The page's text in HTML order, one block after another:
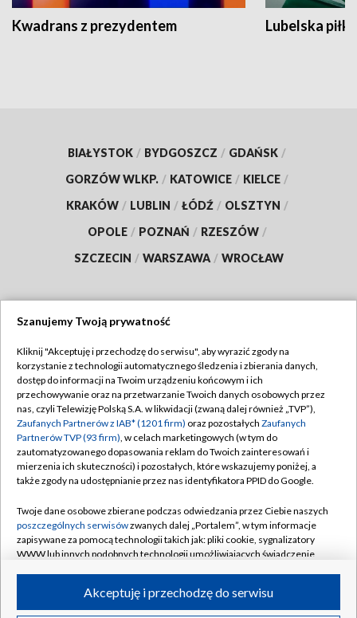
Kwadrans z prezydentem Lubelska piłka
BIAŁYSTOK / BYDGOSZCZ / GDAŃSK /
GORZÓW WLKP. / KATOWICE / KIELCE /
KRAKÓW / LUBLIN / ŁÓDŹ / OLSZTYN /
OPOLE / POZNAŃ / RZESZÓW /
SZCZECIN / WARSZAWA / WROCŁAW
TVP
Abonament TVP
Emisja w TVP
Centrum informacji TVP
Naziemna Telewizja Cyfrowa
Rada Programowa
System NOS
Informacje o nadawcy
Program dla prasy
Regulamin TVP
Polityka prywatności
Moje zgody
Pomoc
Kontakt
Kanały
Szanujemy Twoją prywatność
Kliknij "Akceptuję i przechodzę do serwisu", aby wyrazić zgody na
korzystanie z technologii automatycznego śledzenia i zbierania danych,
dostęp do informacji na Twoim urządzeniu końcowym i ich
przechowywanie oraz na przetwarzanie Twoich danych osobowych przez
nas, czyli Telewizję Polską S.A. w likwidacji (zwaną dalej również „TVP”),
Zaufanych Partnerów z IAB* (1201 firm) oraz pozostałych Zaufanych
Partnerów TVP (93 firm), w celach marketingowych (w tym do
zautomatyzowanego dopasowania reklam do Twoich zainteresowań i
mierzenia ich skuteczności) i pozostałych, które wskazujemy poniżej, a
także zgody na udostępnianie przez nas identyfikatora PPID do Google.
Twoje dane osobowe zbierane podczas odwiedzania przez Ciebie naszych
poszczególnych serwisówzwanych dalej „Portalem”, w tym informacje
zapisywane za pomocą technologii takich jak: pliki cookie, sygnalizatory
WWW lub innych podobnych technologii umożliwiających świadczenie
ruchu w Internecie.Akceptuję i przechodzę do serwisu